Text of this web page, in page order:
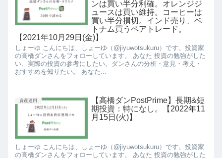
ンは買い半分利確。オレンジジ
ュースは買い維持。コーヒーは
買い半分損切。インド売り、ベ
トナム買うペアトレード。
【2021年10月29日(金)】
しょーゆ こんにちは、しょーゆ（@jiyuwotsukuru）です。投資家
の高橋ダンさんをフォローしています。 あなた 投資の勉強がした
い、実際の投資の参考にしたい。ダンさんの分析・意見・考え・
おすすめを知りたい。 あなた...
資産運用
【高橋ダンPostPrime】長期&短
期投資：特になし。【2022年11
月15日(火)】
しょーゆ こんにちは、しょーゆ（@jiyuwotsukuru）です。投資家
の高橋ダンさんをフォローしています。 あなた 投資の勉強がした